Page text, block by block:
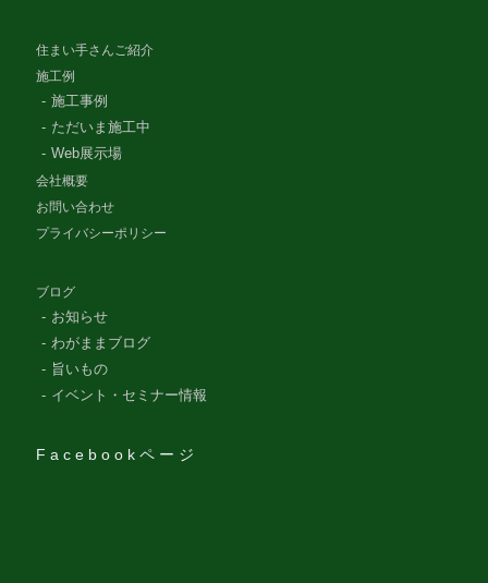
住まい手さんご紹介
施工例
施工事例
ただいま施工中
Web展示場
会社概要
お問い合わせ
プライバシーポリシー
ブログ
お知らせ
わがままブログ
旨いもの
イベント・セミナー情報
Facebookページ